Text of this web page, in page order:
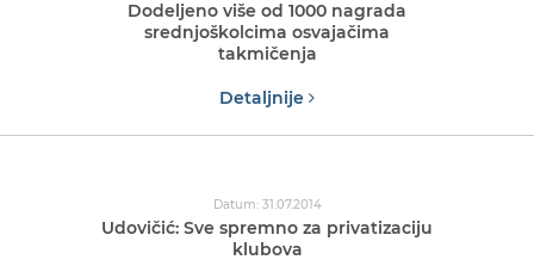
Dodeljeno više od 1000 nagrada
srednjoškolcima osvajačima
takmičenja
Detaljnije
Datum: 31.07.2014
Udovičić: Sve spremno za privatizaciju
klubova